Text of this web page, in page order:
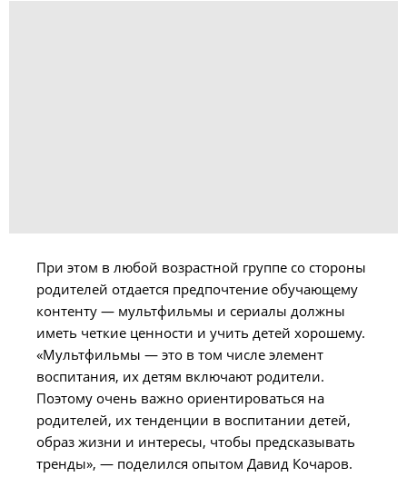
При этом в любой возрастной группе со стороны
родителей отдается предпочтение обучающему
контенту — мультфильмы и сериалы должны
иметь четкие ценности и учить детей хорошему.
«Мультфильмы — это в том числе элемент
воспитания, их детям включают родители.
Поэтому очень важно ориентироваться на
родителей, их тенденции в воспитании детей,
образ жизни и интересы, чтобы предсказывать
тренды», — поделился опытом Давид Кочаров.